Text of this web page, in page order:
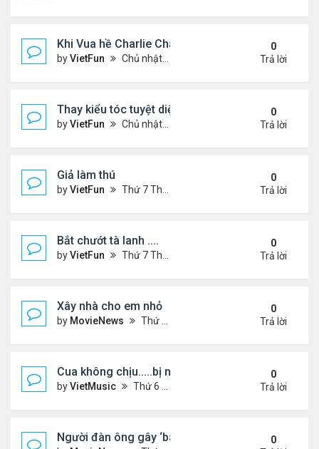
Khi Vua hề Charlie Chaplin (Sạc Lô) làm lính
byVietFun Chủ nhật Tháng 10 18, 2020 6:46 pm
0
Trả lời
Thay kiểu tóc tuyệt diệu
byVietFun Chủ nhật Tháng 10 18, 2020 6:44 pm
0
Trả lời
Giả làm thú
byVietFun Thứ 7 Tháng 10 17, 2020 10:02 pm
0
Trả lời
Bắt chướt tà lanh ....
byVietFun Thứ 7 Tháng 10 17, 2020 10:01 pm
0
Trả lời
Xây nhà cho em nhỏ
by MovieNews Thứ 6 Tháng 10 16, 2020 4:00 pm
0
Trả lời
Cua không chịu.....bị nấu
byVietMusic Thứ 6 Tháng 10 16, 2020 12:56 pm
0
Trả lời
Người đàn ông gây ‘bão’ mạng với hình xăm như
0